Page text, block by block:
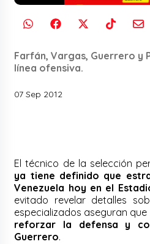
Farfán, Vargas, Guerrero y
línea ofensiva.
07 Sep 2012
El técnico de la selección
ya tiene definido que
Venezuela hoy en el
evitado revelar detalles
especializados aseguran que
reforzar la defensa y
Guerrero.